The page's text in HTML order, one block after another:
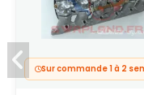
Sur commande 1 à 2